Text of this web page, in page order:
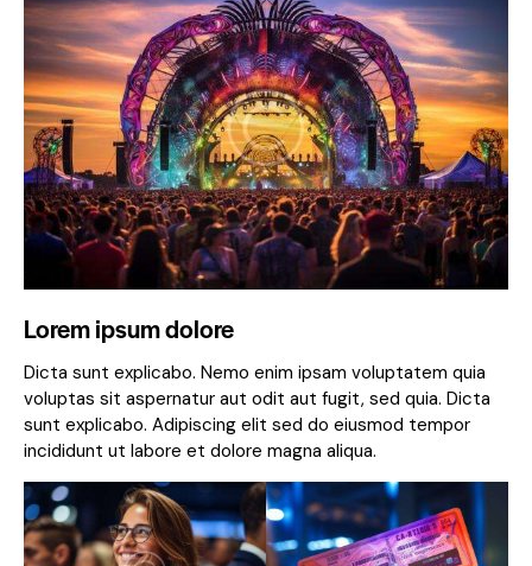
Lorem ipsum dolore
Dicta sunt explicabo. Nemo enim ipsam voluptatem quia
voluptas sit aspernatur aut odit aut fugit, sed quia. Dicta
sunt explicabo. Adipiscing elit sed do eiusmod tempor
incididunt ut labore et dolore magna aliqua.